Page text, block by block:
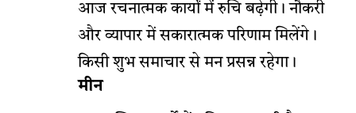
आज रचनात्मक कार्यों में रुचि बढ़ेगी। नौकरी
और व्यापार में सकारात्मक परिणाम मिलेंगे।
किसी शुभ समाचार से मन प्रसन्न रहेगा।
मीन